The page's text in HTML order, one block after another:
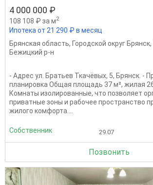
4 000 000 ₽
108 108 ₽ за м2
Ипотека от 21 290 ₽ в месяц
Брянская область, Городской округ Брянск,
Бежицкий р-н
- Адрес ул. Братьев Ткачёвых, 5, Брянск. -
планировка Общая площадь 37 м², жилая 26
Комнаты изолированные, что позволяет
приватные зоны и рабочее пространство
жилого комфорта....
Собственник 29.07
Позвонить